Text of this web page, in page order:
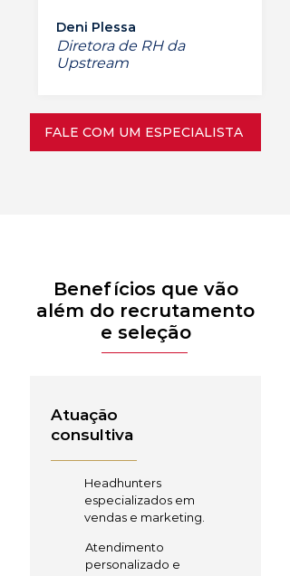
Deni Plessa
Diretora de RH da
Upstream
FALE COM UM ESPECIALISTA
Benefícios que vão
além do recrutamento
e seleção
Atuação
consultiva
Headhunters
especializados em
vendas e marketing.
Atendimento
personalizado e